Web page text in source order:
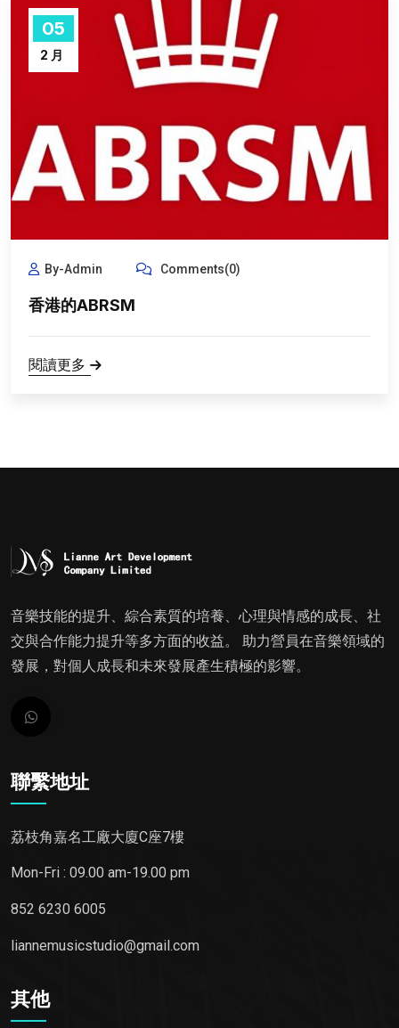
05
2 月
By-Admin Comments(0)
香港的ABRSM
閱讀更多
音樂技能的提升、綜合素質的培養、心理與情感的成長、社
交與合作能力提升等多方面的收益。 助力營員在音樂領域的
發展，對個人成長和未來發展產生積極的影響。
聯繫地址
荔枝角嘉名工廠大廈C座7樓
Mon-Fri : 09.00 am-19.00 pm
852 6230 6005
liannemusicstudio@gmail.com
其他